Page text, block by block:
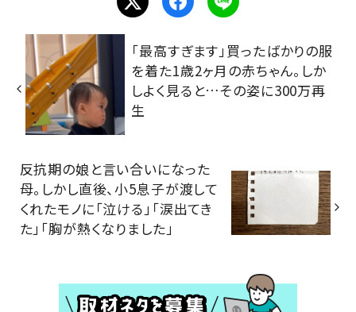
「最高すぎます」買ったばかりの服
を着た1歳2ヶ月の赤ちゃん。しか
しよく見ると…その姿に300万再
生
反抗期の娘と言い合いになった
母。しかし直後、小5息子が渡して
くれたモノに「泣ける」「涙出てき
た」「胸が熱くなりました」